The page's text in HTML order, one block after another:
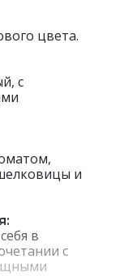
цвета.
с
и
в
с